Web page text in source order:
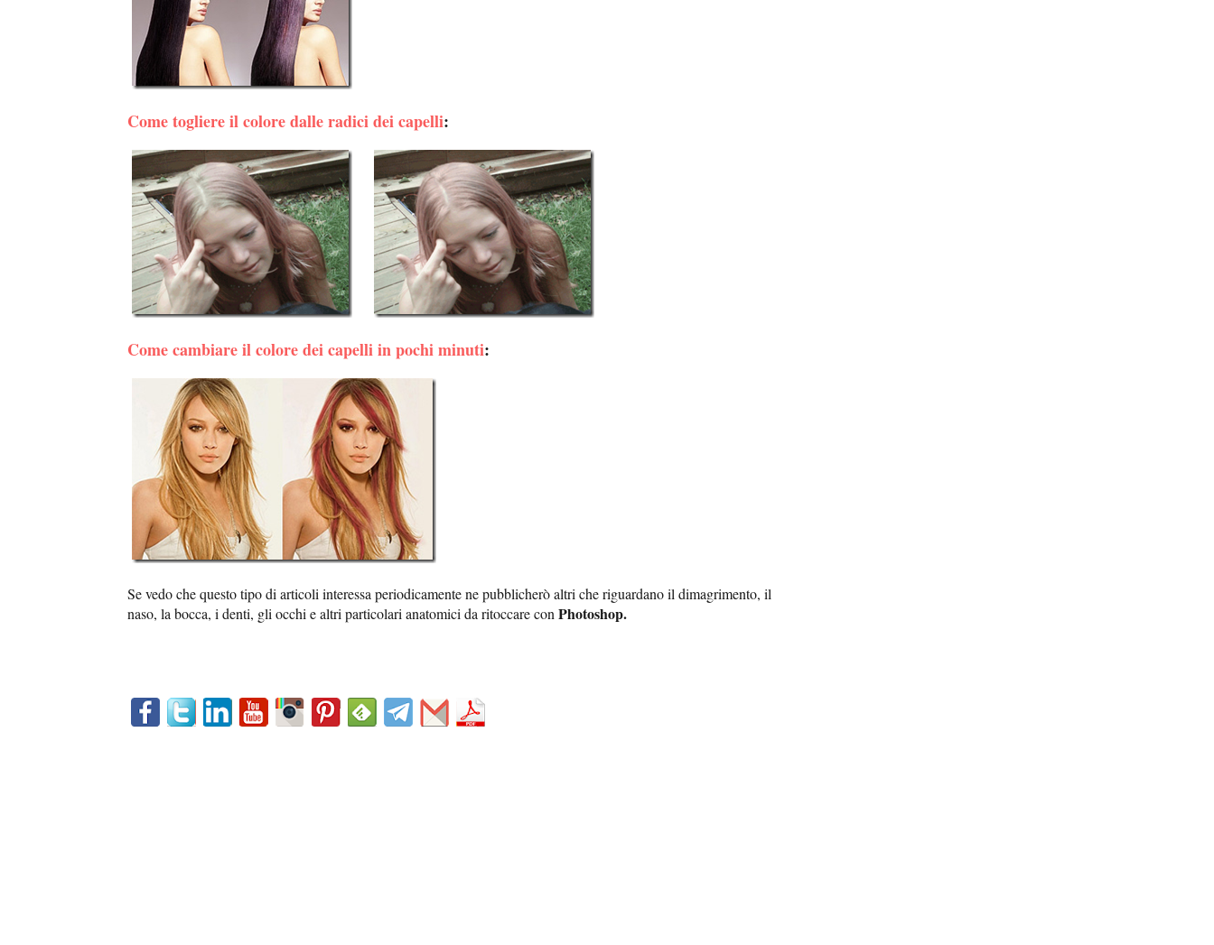
Come togliere il colore dalle radici dei capelli:
Come cambiare il colore dei capelli in pochi minuti:
Se vedo che questo tipo di articoli interessa periodicamente ne pubblicherò altri che riguardano il dimagrimento, il
naso, la bocca, i denti, gli occhi e altri particolari anatomici da ritoccare con Photoshop.